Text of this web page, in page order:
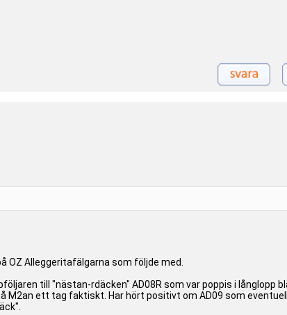
OZ Alleggeritafälgarna som följde med.
till "nästan-rdäcken" AD08R som var poppis i långlopp
M2an ett tag faktiskt. Har hört positivt om AD09 som